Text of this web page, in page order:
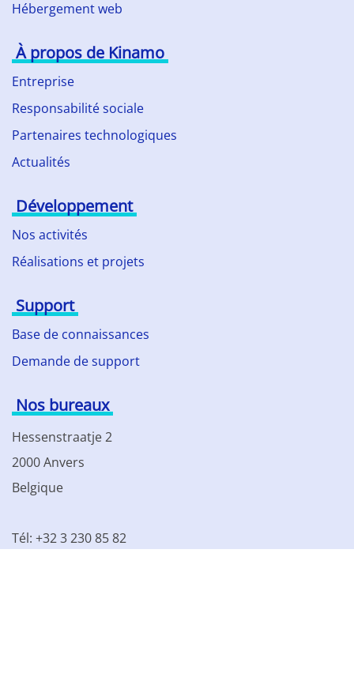
Hébergement web
À propos de Kinamo
Entreprise
Responsabilité sociale
Partenaires technologiques
Actualités
Développement
Nos activités
Réalisations et projets
Support
Base de connaissances
Demande de support
Nos bureaux
Hessenstraatje 2
2000 Anvers
Belgique
Tél: +32 3 230 85 82